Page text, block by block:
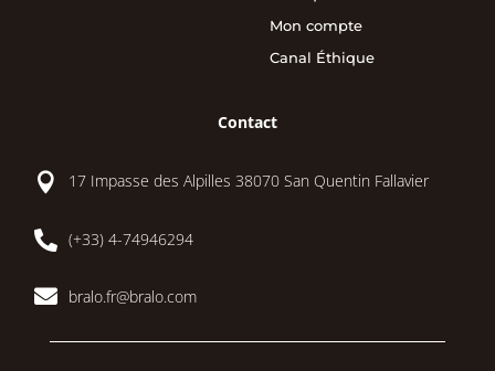
Mon compte
Canal Éthique
Contact
 17 Impasse des Alpilles 38070 San Quentin Fallavier
 (+33) 4-74946294
 bralo.fr@bralo.com